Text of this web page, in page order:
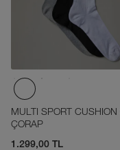
MULTI SPORT CUSHION
ÇORAP
1.299,00 TL